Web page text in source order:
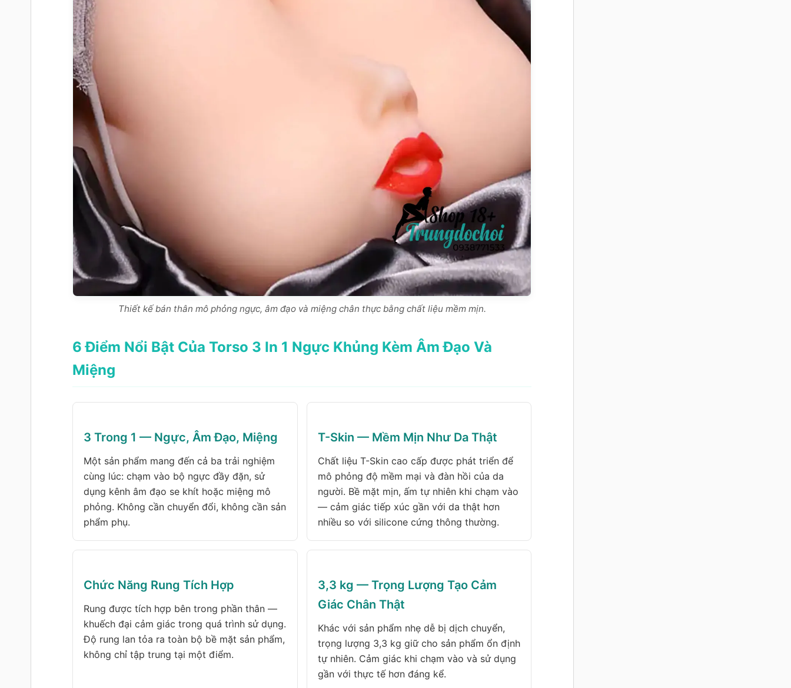
Thiết kế bán thân mô phỏng ngực, âm đạo và miệng chân thực bằng chất liệu mềm mịn.
6 Điểm Nổi Bật Của Torso 3 In 1 Ngực Khủng Kèm Âm Đạo Và
Miệng
3 Trong 1 — Ngực, Âm Đạo, Miệng
Một sản phẩm mang đến cả ba trải nghiệm
cùng lúc: chạm vào bộ ngực đầy đặn, sử
dụng kênh âm đạo se khít hoặc miệng mô
phỏng. Không cần chuyển đổi, không cần sản
phẩm phụ.
T-Skin — Mềm Mịn Như Da Thật
Chất liệu T-Skin cao cấp được phát triển để
mô phỏng độ mềm mại và đàn hồi của da
người. Bề mặt mịn, ấm tự nhiên khi chạm vào
— cảm giác tiếp xúc gần với da thật hơn
nhiều so với silicone cứng thông thường.
Chức Năng Rung Tích Hợp
Rung được tích hợp bên trong phần thân —
khuếch đại cảm giác trong quá trình sử dụng.
Độ rung lan tỏa ra toàn bộ bề mặt sản phẩm,
không chỉ tập trung tại một điểm.
3,3 kg — Trọng Lượng Tạo Cảm
Giác Chân Thật
Khác với sản phẩm nhẹ dễ bị dịch chuyển,
trọng lượng 3,3 kg giữ cho sản phẩm ổn định
tự nhiên. Cảm giác khi chạm vào và sử dụng
gần với thực tế hơn đáng kể.